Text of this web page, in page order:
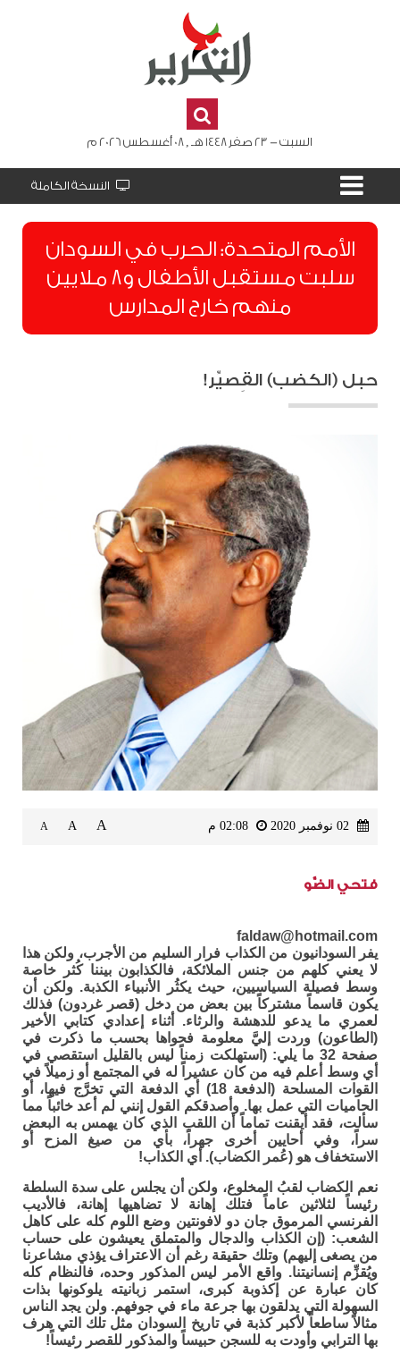
السبت - 23 صفر 1448 هـ , 08 أغسطس 2026 م
النسخة الكاملة
الأمم المتحدة: الحرب في السودان
سلبت مستقبل الأطفال و8 ملايين
منهم خارج المدارس
حبل (الكضب) القِصيِّر!
A
A
A
فتحي الضَّو
faldaw@hotmail.com
يفر السودانيون من الكذاب فرار السليم من الأجرب، ولكن هذا
لا يعني كلهم من جنس الملائكة، فالكذابون بيننا كُثر خاصة
وسط فصيلة السياسيين، حيث يكثُر الأنبياء الكذبة. ولكن أن
يكون قاسماً مشتركاً بين بعض من دخل (قصر غردون) فذلك
لعمري ما يدعو للدهشة والرثاء. أثناء إعدادي كتابي الأخير
(الطاعون) وردت إليَّ معلومة فحواها بحسب ما ذكرت في
صفحة 32 ما يلي: (استهلكت زمناً ليس بالقليل استقصي في
أي وسط أعلم فيه من كان عشيراً له في المجتمع أو زميلاً في
القوات المسلحة (الدفعة 18) أي الدفعة التي تخرَّج فيها، أو
الحاميات التي عمل بها. وأصدقكم القول إنني لم أعد خائباً مما
سألت، فقد أيقنت تماماً أن اللقب الذي كان يهمس به البعض
سراً، وفي أحايين أخرى جهراً، بأي من صيغ المزح أو
الاستخفاف هو (عُمر الكضاب). أي الكذاب!
نعم الكضاب لقبُ المخلوع، ولكن أن يجلس على سدة السلطة
رئيساً لثلاثين عاماً فتلك إهانة لا تضاهيها إهانة، فالأديب
الفرنسي المرموق جان دو لافونتين وضع اللوم كله على كاهل
الشعب: (إن الكذاب والدجال والمتملق يعيشون على حساب
من يصغى إليهم) وتلك حقيقة رغم أن الاعتراف يؤذي مشاعرنا
ويُقزِّم إنسانيتنا. واقع الأمر ليس المذكور وحده، فالنظام كله
كان عبارة عن إكذوبة كبرى، استمر زبانيته يلوكونها بذات
السهولة التي يدلقون بها جرعة ماء في جوفهم. ولن يجد الناس
مثالاً ساطعاً لأكبر كذبة في تاريخ السودان مثل تلك التي هرف
بها الترابي وأودت به للسجن حبيساً والمذكور للقصر رئيساً!